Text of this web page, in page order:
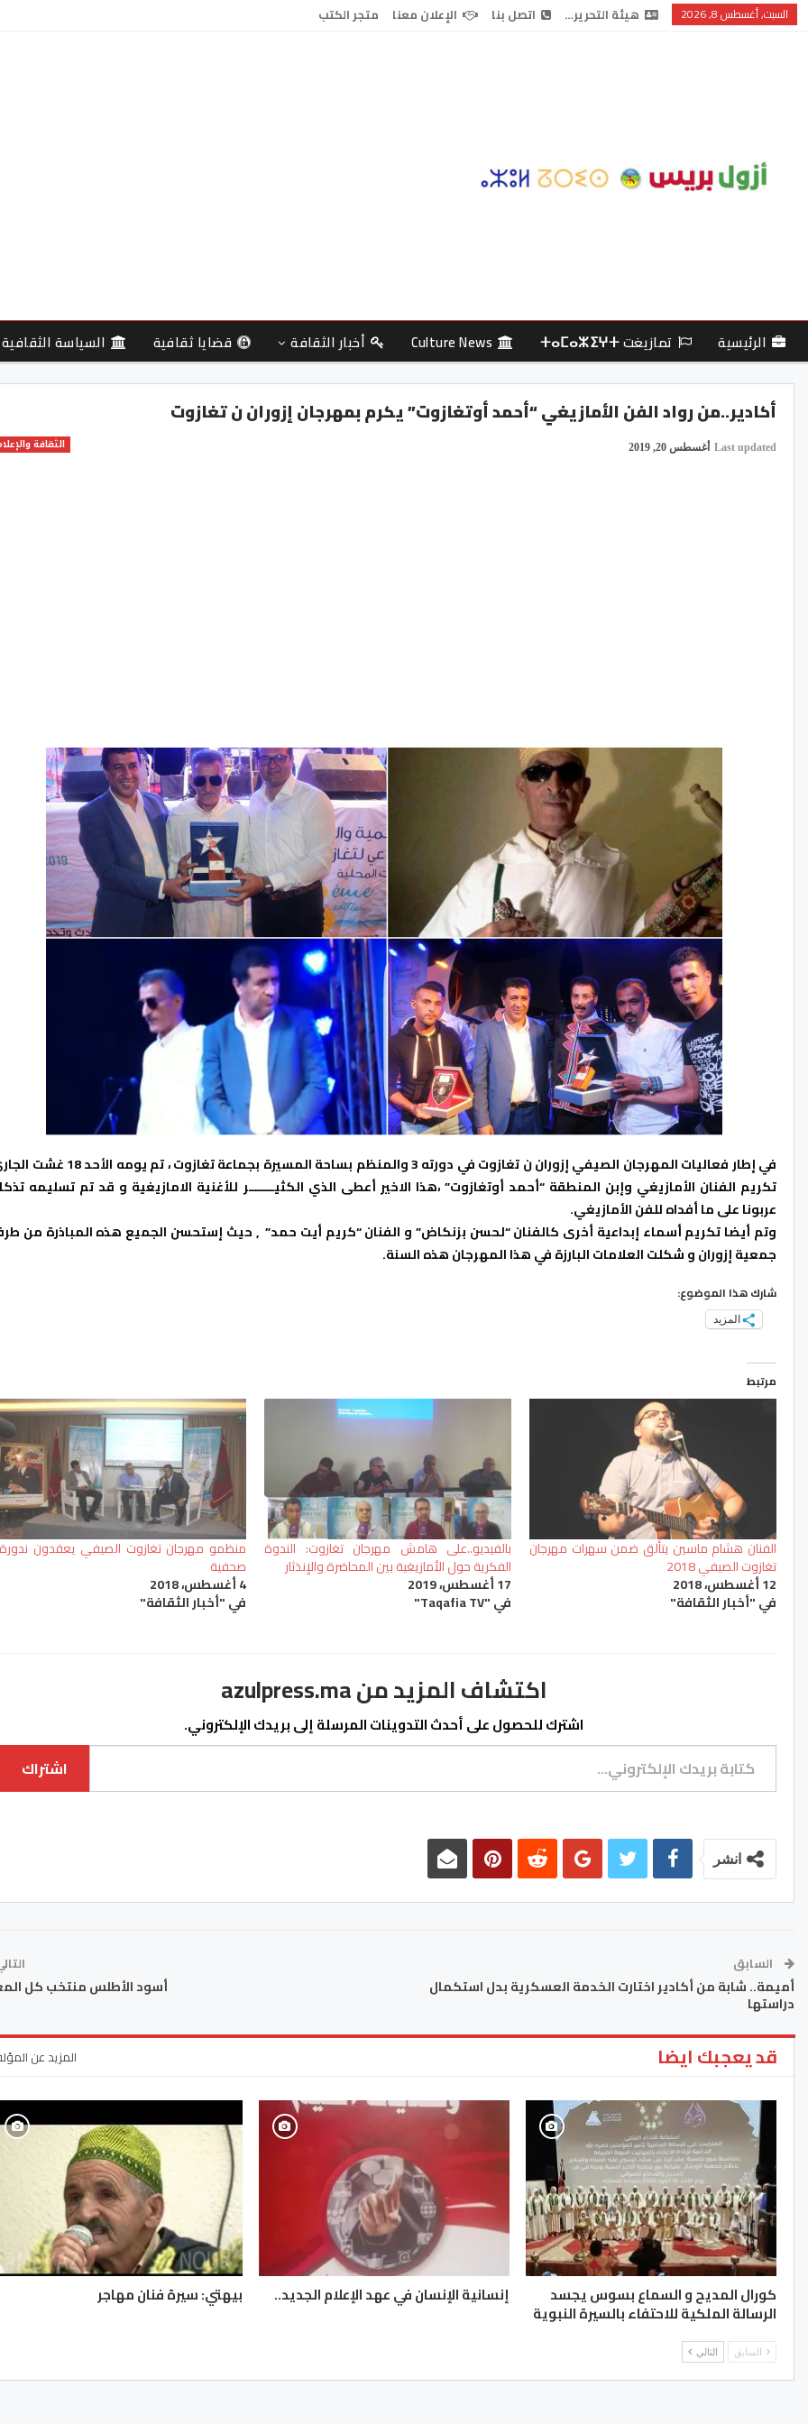
السبت, أغسطس 8, 2026 هيئة التحرير… اتصل بنا الإعلان معنا متجر الكتب
الرئيسية تمازيغت ⵜⴰⵎⴰⵣⵉⵖⵜ Culture News أخبار الثقافة قضايا ثقافية السياسة الثقافية
أكادير..من رواد الفن الأمازيغي “أحمد أوتغازوت” يكرم بمهرجان إزوران ن تغازوت
الثقافة Last updated أغسطس 20, 2019
في إطار فعاليات المهرجان الصيفي إزوران ن تغازوت في دورته 3 والمنظم بساحة المسيرة بجماعة تغازوت ، تم
تكريم الفنان الأمازيغي وإبن المنطقة “أحمد أوتغازوت” ،هذا الاخير أعطى الذي الكثيـــــــر للأغنية الامازيغية و قد تم تسليمه
عربونا على ما أفداه للفن الأمازيغي.
وتم أيضا تكريم أسماء إبداعية أخرى كالفنان “لحسن بزنكاض” و الفنان “كريم أيت حمد” , حيث إستحسن الجميع هذه المباذرة من
جمعية إزوران و شكلت العلامات البارزة في هذا المهرجان هذه السنة.
شارك هذا الموضوع:
المزيد
مرتبط
الفنان هشام ماسين يتألق ضمن سهرات مهرجان
تغازوت الصيفي 2018
12 أغسطس، 2018
في "أخبار الثقافة"
بالفيديو..على هامش مهرجان تغازوت: الندوة
الفكرية حول الأمازيغية بين المحاضرة والإنذثار
17 أغسطس، 2019
في "Taqafia TV"
منظمو مهرجان تغازوت الصيفي يعقدون ندورة
صحفية
4 أغسطس، 2018
في "أخبار الثقافة"
اكتشاف المزيد من azulpress.ma
اشترك للحصول على أحدث التدوينات المرسلة إلى بريدك الإلكتروني.
كتابة بريدك الإلكتروني...
اشتراك
انشر
السابق
أميمة.. شابة من أكادير اختارت الخدمة العسكرية بدل استكمال
دراستها
أسود الأطلس منتخب كل
قد يعجبك ايضا المزيد عن
كورال المديح و السماع بسوس يجسد
الرسالة الملكية للاحتفاء بالسيرة النبوية
إنسانية الإنسان في عهد الإعلام الجديد.. بيهتي: سيرة فنان مهاجر
السابق التالي